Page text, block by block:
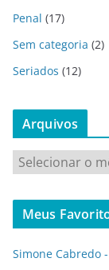
Penal (17)
Sem categoria (2)
Seriados (12)
Arquivos
r
q
v
Meus
Simone Cabredo